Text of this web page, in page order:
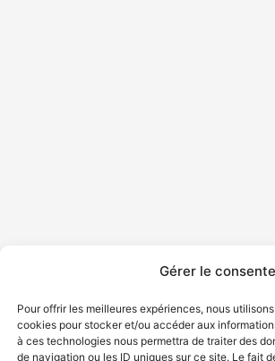
Gérer le
Pour offrir les meilleures expériences, nous
cookies pour stocker et/ou accéder aux
à ces technologies nous permettra de traiter des
de navigation ou les ID uniques sur ce site. Le fait
Déclaration de services Politique de